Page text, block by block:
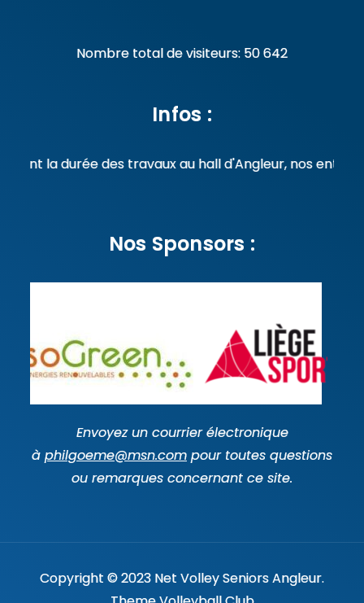
Nombre total de visiteurs: 50 642
Infos :
la durée des travaux au hall d'Angleur, nos
Nos Sponsors :
Envoyez un courrier électronique
à philgoeme@msn.com pour toutes questions
ou remarques concernant ce site.
Copyright © 2023 Net Volley Seniors Angleur.